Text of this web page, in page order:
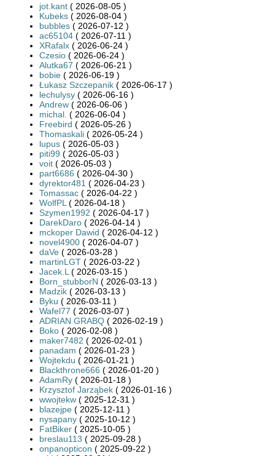
jot.kant ( 2026-08-05 )
Kubeks ( 2026-08-04 )
bubbles ( 2026-07-12 )
ac65104 ( 2026-07-11 )
XRafalx ( 2026-06-24 )
Czesio ( 2026-06-24 )
Alutka67 ( 2026-06-21 )
bobie ( 2026-06-19 )
Łukasz Szczepanik ( 2026-06-17 )
lechulysy ( 2026-06-16 )
Andrew ( 2026-06-06 )
michal. ( 2026-06-04 )
Freebird ( 2026-05-26 )
Thomaskali ( 2026-05-24 )
lupus ( 2026-05-03 )
piti99 ( 2026-05-03 )
voit ( 2026-05-03 )
part6686 ( 2026-04-30 )
dyrektor481 ( 2026-04-23 )
Tomassac ( 2026-04-22 )
WolfPL ( 2026-04-18 )
Szymen1992 ( 2026-04-17 )
DarekDaro ( 2026-04-14 )
mckoper Dawid ( 2026-04-12 )
novel4900 ( 2026-04-07 )
daVe ( 2026-03-28 )
martinLGT ( 2026-03-22 )
Jacek.L ( 2026-03-15 )
Born_stubborN ( 2026-03-13 )
Madzik ( 2026-03-13 )
Byku ( 2026-03-11 )
Wafel77 ( 2026-03-07 )
ADRIAN GRABQ ( 2026-02-19 )
Boko ( 2026-02-08 )
maker7482 ( 2026-02-01 )
panadam ( 2026-01-23 )
Wojtekdu ( 2026-01-21 )
Blackthrone666 ( 2026-01-20 )
AdamRy ( 2026-01-18 )
Krzysztof Jarząbek ( 2026-01-16 )
wwojtekw ( 2025-12-31 )
blazejpe ( 2025-12-11 )
nysapany ( 2025-10-12 )
FatBiker ( 2025-10-05 )
breslau113 ( 2025-09-28 )
onpanopticon ( 2025-09-22 )